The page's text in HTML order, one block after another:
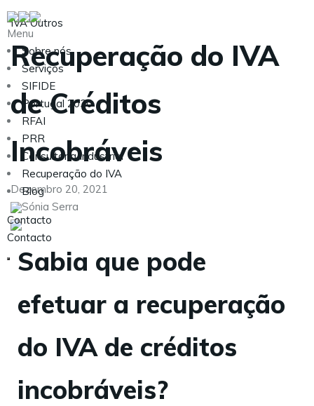
Menu
Sobre nós
Serviços
SIFIDE
Portugal 2030
RFAI
PRR
Consultoria Industrial
Recuperação do IVA
Blog
Contacto
Contacto
IVA Outros
Recuperação do IVA
de Créditos
Incobráveis
Dezembro 20, 2021
Sónia Serra
Sabia que pode
efetuar a recuperação
do IVA de créditos
incobráveis?